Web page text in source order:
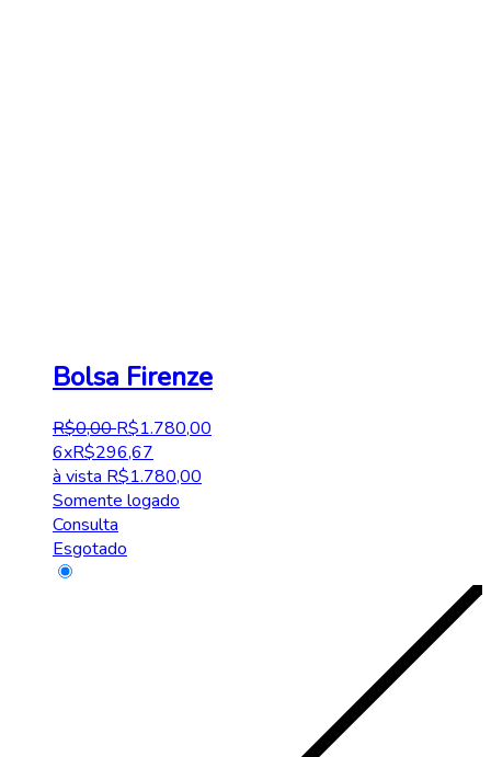
Bolsa Firenze
R$0,00 R$1.780,00
6xR$296,67
à vista R$1.780,00
Somente logado
Consulta
Esgotado